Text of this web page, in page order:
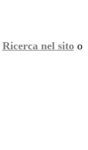
Ricerca nel sitoo